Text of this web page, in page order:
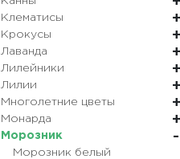
Клематисы
Крокусы
Лаванда
Лилейники
Лилии
Многолетние цветы
Монарда
Морозник
Морозник белый